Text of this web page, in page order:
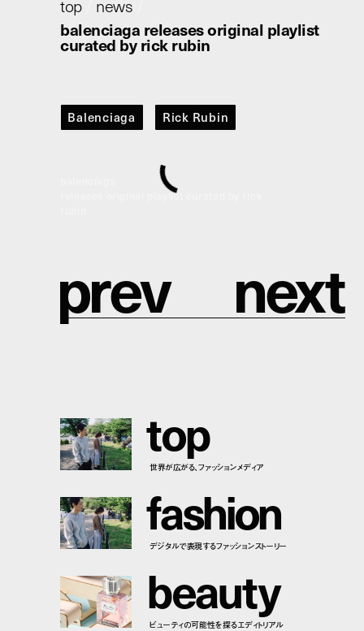
top/ news
balenciaga releases original playlist
curated by rick rubin
Balenciaga Rick Rubin
releases original playlist curated by rick
prev next
top
世界が広がる、ファッションメディア
fashion
デジタルで表現するファッションストーリー
beauty
ビューティの可能性を探るエディトリアル